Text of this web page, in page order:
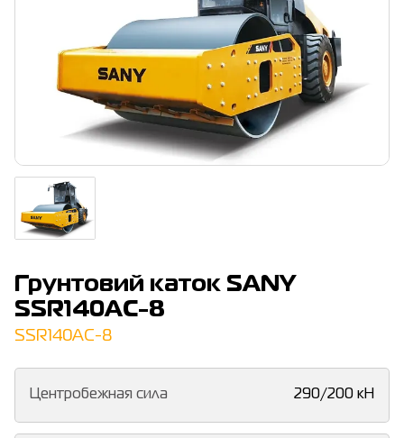
Грунтовий каток SANY
SSR140AC-8
SSR140AC-8
Центробежная сила 290/200 кН